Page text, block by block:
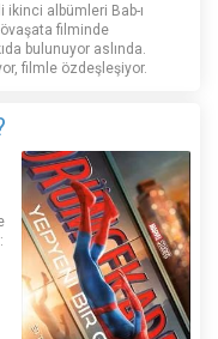
ikinci albümleri Bab-ı
filminde
bulunuyor aslında.
filmle özdeşleşiyor.